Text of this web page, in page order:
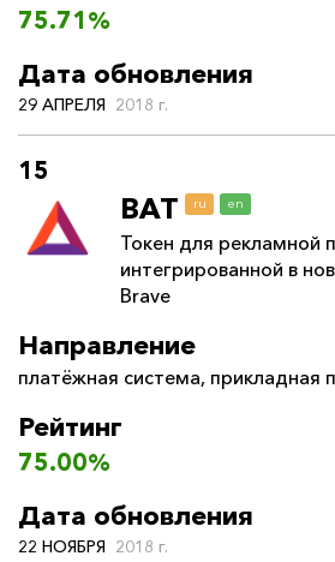
75.71%
Дата обновления
29 АПРЕЛЯ 2018 г.
15
BAT ru en
Токен для рекламной
интегрированной в
Brave
Направление
платёжная система, прикладная
Рейтинг
75.00%
Дата обновления
22 НОЯБРЯ 2018 г.